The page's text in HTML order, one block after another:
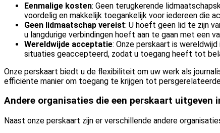
Eenmalige kosten: Geen terugkerende
voordelig en makkelijk toegankelijk voor iedereen die
Geen lidmaatschap vereist: U hoeft geen lid te zijn
u langdurige verbindingen hoeft aan te gaan met een
Wereldwijde acceptatie: Onze perskaart is
situaties geaccepteerd, zodat u toegang heeft tot
Onze perskaart biedt u de flexibiliteit om uw werk als
efficiënte manier om toegang te krijgen tot
Andere organisaties die een perskaart uitgeven
Naast onze perskaart zijn er verschillende andere